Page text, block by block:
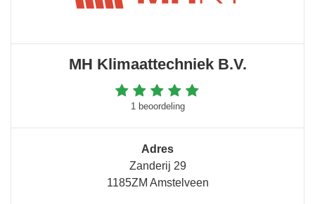
MH Klimaattechniek B.V.
1 beoordeling
Adres
Zanderij 29
1185ZM Amstelveen